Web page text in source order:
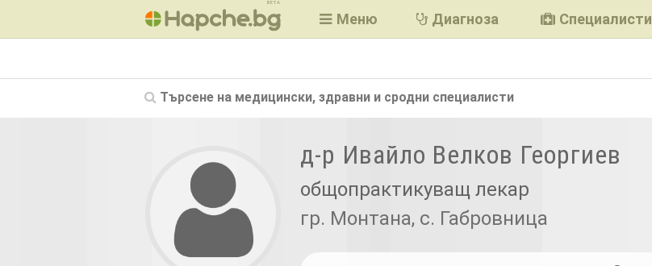
BETA
Меню Диагноза Специалисти
Търсене на медицински, здравни и сродни специалисти
д-р Ивайло Велков Георгиев
общопрактикуващ лекар
гр. Монтана, с. Габровница